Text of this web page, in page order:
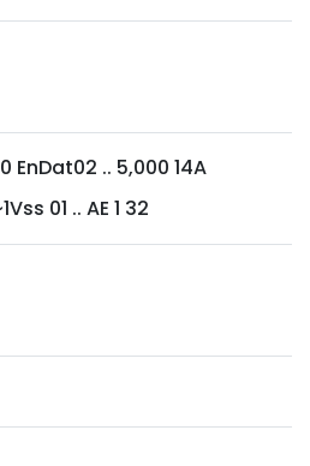
EnDat02 .. 5,000 14A
01 .. AE 1 32